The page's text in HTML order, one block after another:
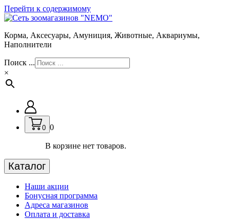
Перейти к содержимому
Корма, Аксесуары, Амуниция, Животные, Аквариумы,
Наполнители
Поиск ...
×
0 0
В корзине нет товаров.
Каталог
Наши акции
Бонусная программа
Адреса магазинов
Оплата и доставка